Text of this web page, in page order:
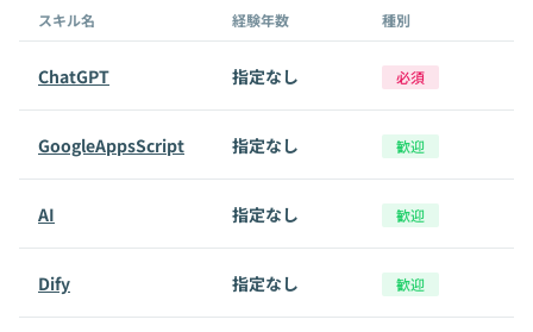
スキル名 経験年数 種別
ChatGPT 指定なし 必須
GoogleAppsScript 指定なし 歓迎
AI 指定なし 歓迎
Dify 指定なし 歓迎